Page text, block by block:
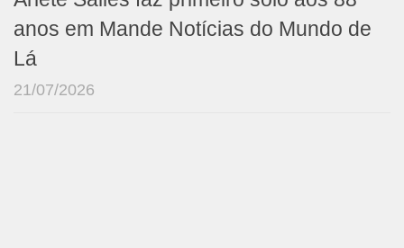
anos em Mande Notícias do Mundo de
Lá
21/07/2026